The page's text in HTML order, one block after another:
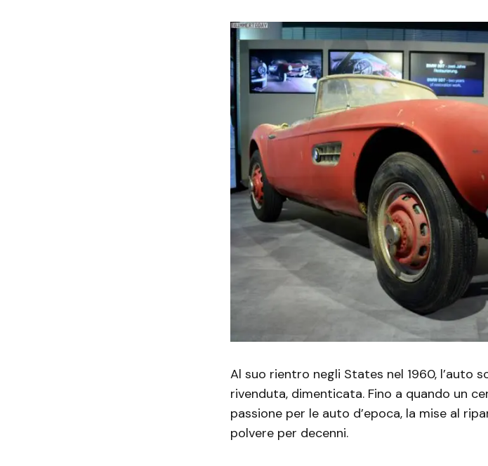
Al suo rientro negli States nel 1960, l’auto
rivenduta, dimenticata. Fino a quando un
passione per le auto d’epoca, la mise al
polvere per decenni.